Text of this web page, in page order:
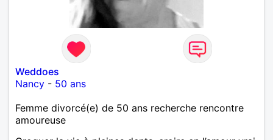
Weddoes
Nancy - 50 ans
Femme divorcé(e) de 50 ans recherche rencontre
amoureuse